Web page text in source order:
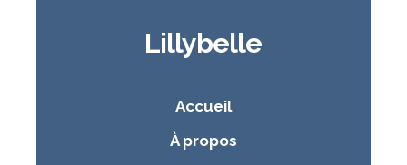
Lillybelle
Accueil
À propos